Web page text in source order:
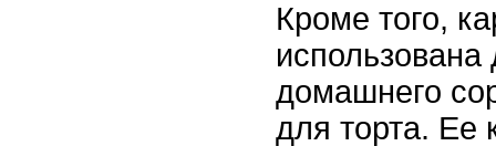
Кроме того,
использована
домашнего
для торта. Ее